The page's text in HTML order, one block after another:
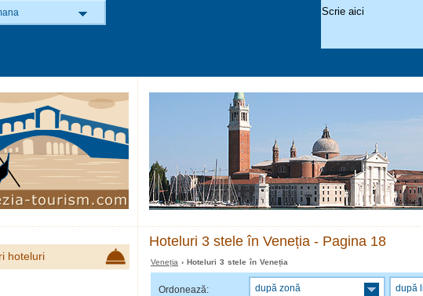
Hoteluri 3 stele în Veneția - Pagina 18
Veneția › Hoteluri 3 stele în Veneția
Ordonează: după zonă după
hoteluri